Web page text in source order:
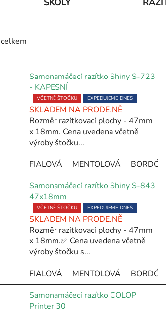
ŠKOLY
Samonamáčecí razítko Shiny S-723
- KAPESNÍ
Průměrné
hodnocení
produktu
je
5,0
5
hvězdiček.
VČETNĚ ŠTOČKU EXPEDUJEME DNES
SKLADEM NA PRODEJNĚ
Rozměr razítkovací plochy - 47mm
x 18mm. Cena uvedena včetně
výroby štočku...
FIALOVÁ
MENTOLOVÁ BORDÓ
Samonamáčecí razítko Shiny S-843
47x18mm
Průměrné
hodnocení
produktu
je
5,0
5
hvězdiček.
VČETNĚ ŠTOČKU EXPEDUJEME DNES
SKLADEM NA PRODEJNĚ
Rozměr razítkovací plochy - 47mm
x 18mm.✅ Cena uvedena včetně
výroby štočku s...
FIALOVÁ
MENTOLOVÁ BORDÓ
Samonamáčecí razítko COLOP
Printer 30